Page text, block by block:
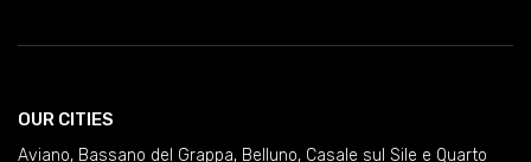
OUR CITIES
Aviano, Bassano del Grappa, Belluno, Casale sul Sile e Quarto